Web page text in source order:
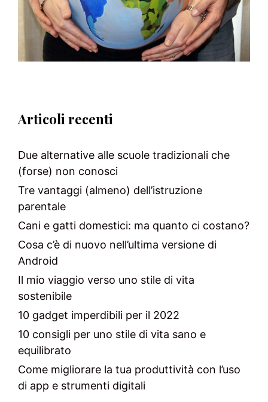
Articoli recenti
Due alternative alle scuole tradizionali che
(forse) non conosci
Tre vantaggi (almeno) dell’istruzione
parentale
Cani e gatti domestici: ma quanto ci costano?
Cosa c’è di nuovo nell’ultima versione di
Android
Il mio viaggio verso uno stile di vita
sostenibile
10 gadget imperdibili per il 2022
10 consigli per uno stile di vita sano e
equilibrato
Come migliorare la tua produttività con l’uso
di app e strumenti digitali